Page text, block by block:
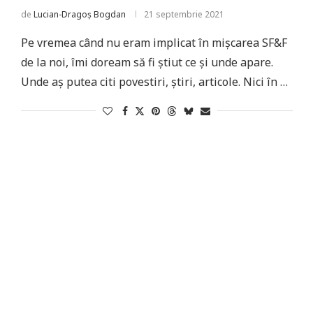
de Lucian-Dragoș Bogdan 21 septembrie 2021
Pe vremea când nu eram implicat în mișcarea SF&F
de la noi, îmi doream să fi știut ce și unde apare.
Unde aș putea citi povestiri, știri, articole. Nici în …